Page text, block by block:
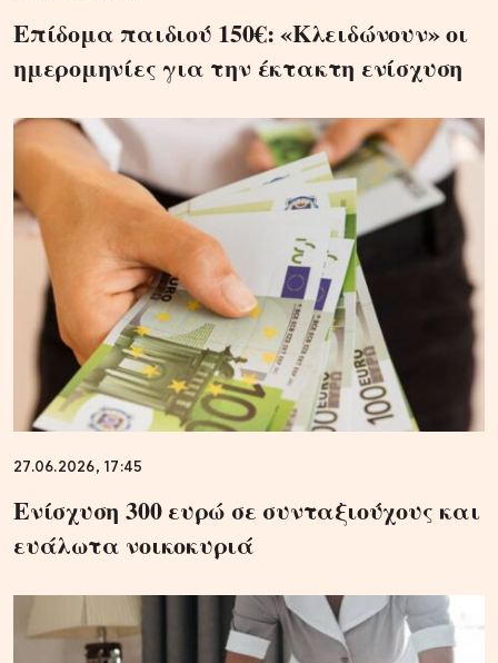
Επίδομα παιδιού 150€: «Κλειδώνουν» οι
ημερομηνίες για την έκτακτη ενίσχυση
27.06.2026, 17:45
Ενίσχυση 300 ευρώ σε συνταξιούχους και
ευάλωτα νοικοκυριά